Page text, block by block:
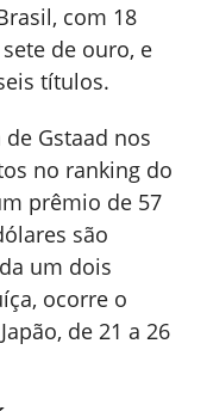
com 18
de ouro, e
títulos.
Gstaad nos
no ranking do
prêmio de 57
são
um dois
ocorre o
de 21 a 26